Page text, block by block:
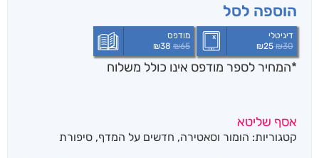
הוספה לסל
דיגיטלי
₪30
₪25
מודפס
₪65
₪38
*המחיר לספר מודפס אינו כולל משלוח
אסף שליטא
קטגוריות: הומור וסאטירה, חדשים על המדף, סיפורת